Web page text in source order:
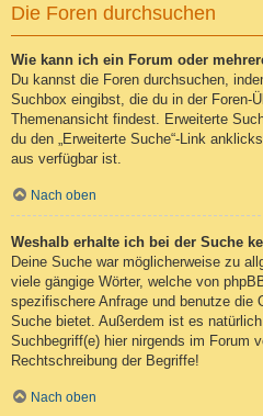
Die Foren durchsuchen
Wie kann ich ein Forum oder
Du kannst die Foren durchsuchen,
Suchbox eingibst, die du in der Foren-
Themenansicht findest. Erweiterte
du den „Erweiterte Suche“-Link
aus verfügbar ist.
Nach oben
Weshalb erhalte ich bei der Suche
Deine Suche war möglicherweise zu
viele gängige Wörter, welche von
spezifischere Anfrage und benutze die
Suche bietet. Außerdem ist es
Suchbegriff(e) hier nirgends im Forum
Rechtschreibung der Begriffe!
Nach oben